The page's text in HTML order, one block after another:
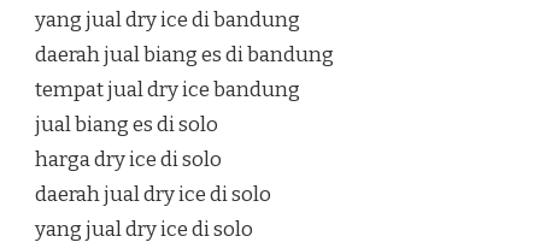
yang jual dry ice di bandung
daerah jual biang es di bandung
tempat jual dry ice bandung
jual biang es di solo
harga dry ice di solo
daerah jual dry ice di solo
yang jual dry ice di solo